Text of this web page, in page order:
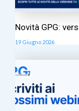
Novità GPG:
19 Giugno 2026